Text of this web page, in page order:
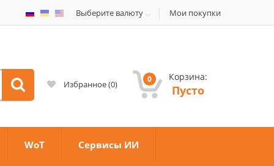
Выберите валюту Мои покупки
Избранное(0) 0 Корзина:
Пусто
WoT Сервисы ИИ